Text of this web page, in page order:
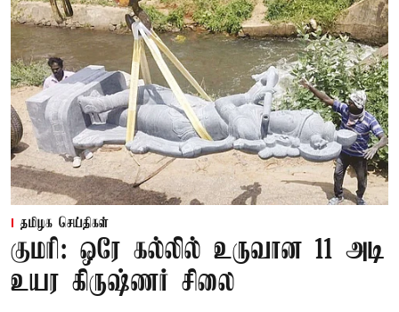
தமிழக செய்திகள்
குமரி: ஒரே கல்லில் உருவான 11 அடி
உயர கிருஷ்ணர் சிலை